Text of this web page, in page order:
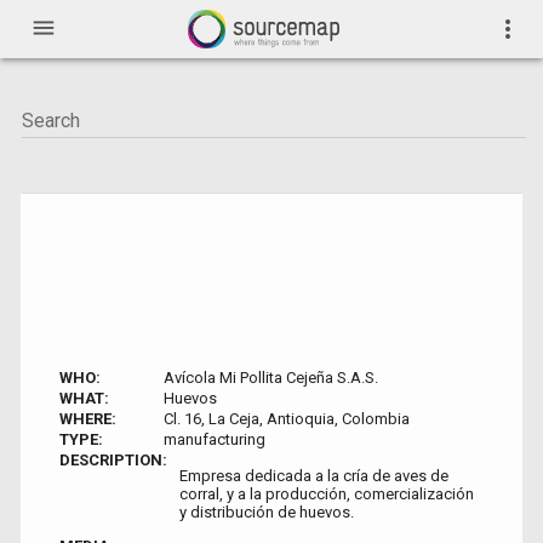
menu more_vert
WHO:
Avícola Mi Pollita Cejeña S.A.S.
WHAT:
Huevos
WHERE:
Cl. 16, La Ceja, Antioquia, Colombia
TYPE:
manufacturing
DESCRIPTION:
Empresa dedicada a la cría de aves de
corral, y a la producción, comercialización
y distribución de huevos.